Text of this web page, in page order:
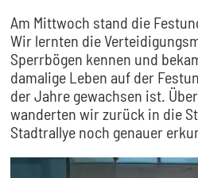
Am Mittwoch stand die
Wir lernten die
Sperrbögen kennen und
damalige Leben auf der
der Jahre gewachsen ist.
wanderten wir zurück in die
Stadtrallye noch genauer